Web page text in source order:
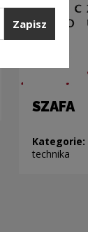
SZAFA
Kategorie:
technika
Zapisz